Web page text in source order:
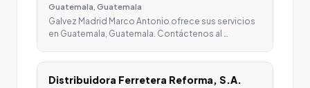
Guatemala, Guatemala
Galvez Madrid Marco Antonio ofrece sus servicios
en Guatemala, Guatemala. Contáctenos al …
Distribuidora Ferretera Reforma, S.A.